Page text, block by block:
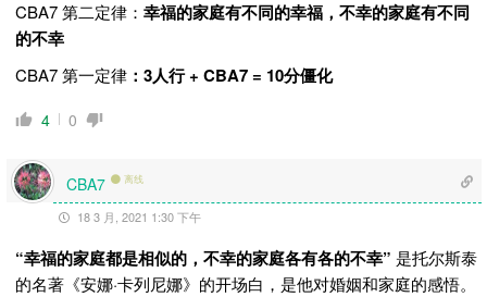
CBA7 第二定律： 幸福的家庭有不同的幸福，不幸的家庭有不同
的不幸
CBA7 第一定律 ：3人行 + CBA7 = 10分僵化
4 0
CBA7 离线
18 3 月, 2021 1:30 下午
“幸福的家庭都是相似的，不幸的家庭各有各的不幸” 是托尔斯泰
的名著《安娜·卡列尼娜》的开场白，是他对婚姻和家庭的感悟。